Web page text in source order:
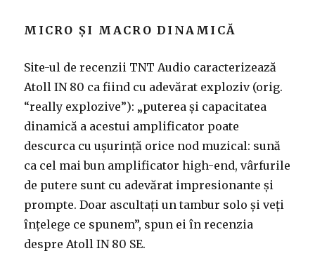
MICRO ȘI MACRO DINAMICĂ
Site-ul de recenzii TNT Audio caracterizează
Atoll IN 80 ca fiind cu adevărat exploziv (orig.
“really explozive”): „puterea și capacitatea
dinamică a acestui amplificator poate
descurca cu ușurință orice nod muzical: sună
ca cel mai bun amplificator high-end, vârfurile
de putere sunt cu adevărat impresionante și
prompte. Doar ascultați un tambur solo și veți
înțelege ce spunem”, spun ei în recenzia
despre Atoll IN 80 SE.